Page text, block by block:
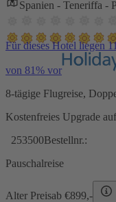
Spanien - Teneriffa -
Für dieses Hotel liegen
von 81% vor
8-tägige Flugreise,
Kostenfreies Upgrade
253500Bestellnr.:
Pauschalreise
Alter Preisab €899,-